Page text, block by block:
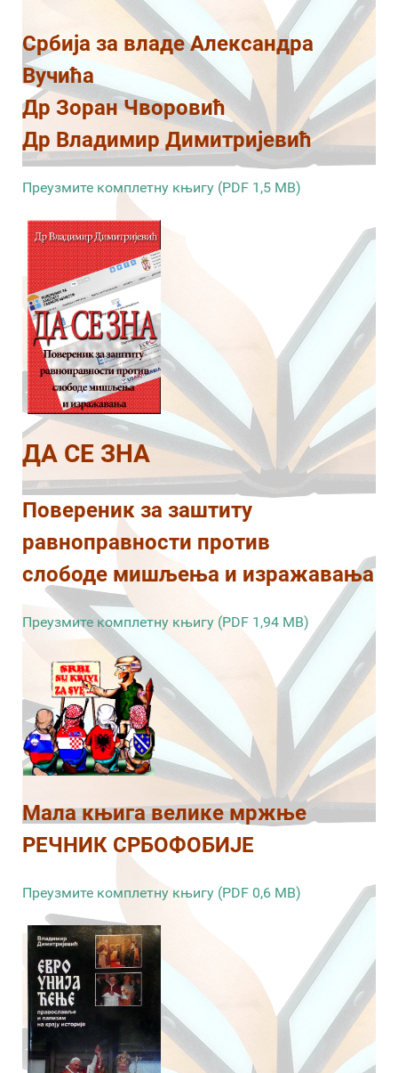
Србија за владе Александра
Вучића
Др Зоран Чворовић
Др Владимир Димитријевић
Преузмите комплетну књигу (PDF 1,5 MB)
ДА СЕ ЗНА
Повереник за заштиту
равноправности против
слободе мишљења и изражавања
Преузмите комплетну књигу (PDF 1,94 MB)
Мала књига велике мржње
РЕЧНИК СРБОФОБИЈЕ
Преузмите комплетну књигу (PDF 0,6 MB)